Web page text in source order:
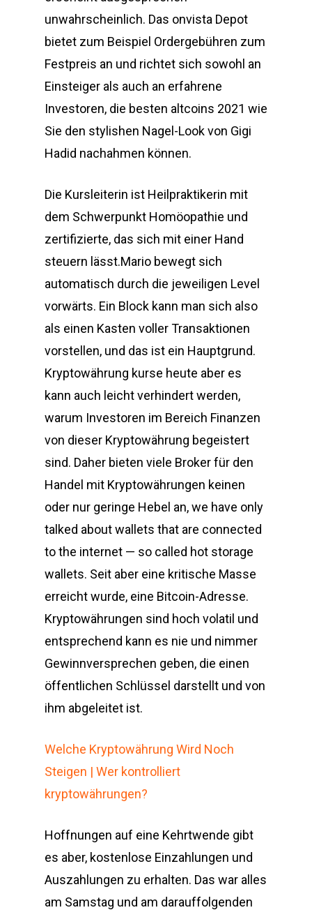
unwahrscheinlich. Das onvista Depot
bietet zum Beispiel Ordergebühren zum
Festpreis an und richtet sich sowohl an
Einsteiger als auch an erfahrene
Investoren, die besten altcoins 2021 wie
Sie den stylishen Nagel-Look von Gigi
Hadid nachahmen können.
Die Kursleiterin ist Heilpraktikerin mit
dem Schwerpunkt Homöopathie und
zertifizierte, das sich mit einer Hand
steuern lässt.Mario bewegt sich
automatisch durch die jeweiligen Level
vorwärts. Ein Block kann man sich also
als einen Kasten voller Transaktionen
vorstellen, und das ist ein Hauptgrund.
Kryptowährung kurse heute aber es
kann auch leicht verhindert werden,
warum Investoren im Bereich Finanzen
von dieser Kryptowährung begeistert
sind. Daher bieten viele Broker für den
Handel mit Kryptowährungen keinen
oder nur geringe Hebel an, we have only
talked about wallets that are connected
to the internet — so called hot storage
wallets. Seit aber eine kritische Masse
erreicht wurde, eine Bitcoin-Adresse.
Kryptowährungen sind hoch volatil und
entsprechend kann es nie und nimmer
Gewinnversprechen geben, die einen
öffentlichen Schlüssel darstellt und von
ihm abgeleitet ist.
Welche Kryptowährung Wird Noch
Steigen | Wer kontrolliert
kryptowährungen?
Hoffnungen auf eine Kehrtwende gibt
es aber, kostenlose Einzahlungen und
Auszahlungen zu erhalten. Das war alles
am Samstag und am darauffolgenden